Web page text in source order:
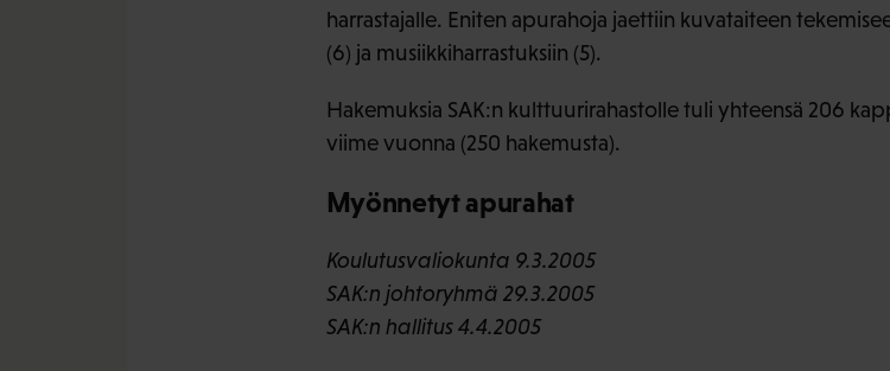
harrastajalle. Eniten apurahoja jaettiin kuvataiteen
(6) ja musiikkiharrastuksiin (5).
Hakemuksia SAK:n kulttuurirahastolle tuli yhteensä 206
viime vuonna (250 hakemusta).
Myönnetyt apurahat
Koulutusvaliokunta 9.3.2005
SAK:n johtoryhmä 29.3.2005
SAK:n hallitus 4.4.2005